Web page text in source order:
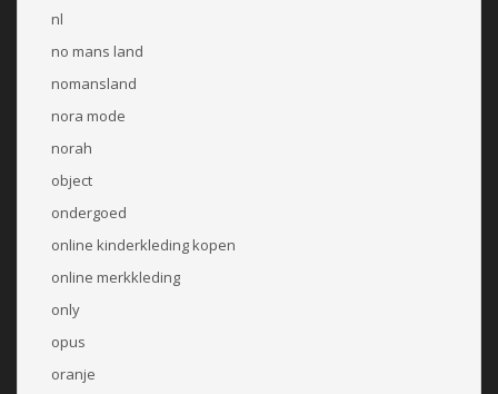
nl
no mans land
nomansland
nora mode
norah
object
ondergoed
online kinderkleding kopen
online merkkleding
only
opus
oranje